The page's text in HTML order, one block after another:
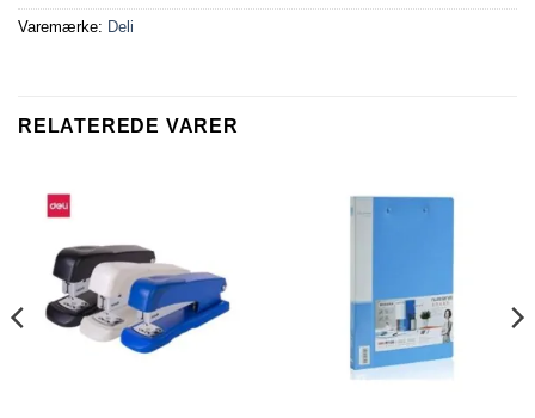
Varemærke: Deli
RELATEREDE VARER